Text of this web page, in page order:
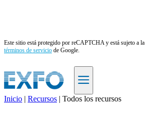
Este sitio está protegido por reCAPTCHA y está sujeto a la
términos de servicio de Google.
Inicio | Recursos | Todos los recursos